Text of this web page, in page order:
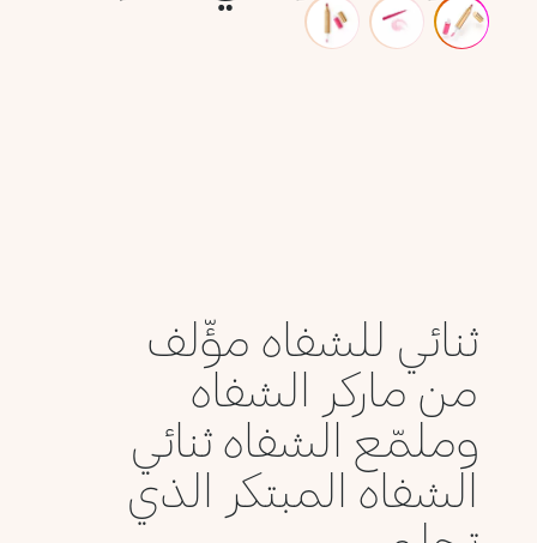
ثنائي للشفاه مؤّلف
من ماركر الشفاه
وملمّع الشفاه ثنائي
الشفاه المبتكر الذي